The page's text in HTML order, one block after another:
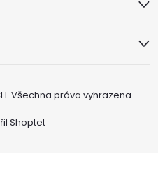
Shoptet
. Všechna práva vyhrazena.